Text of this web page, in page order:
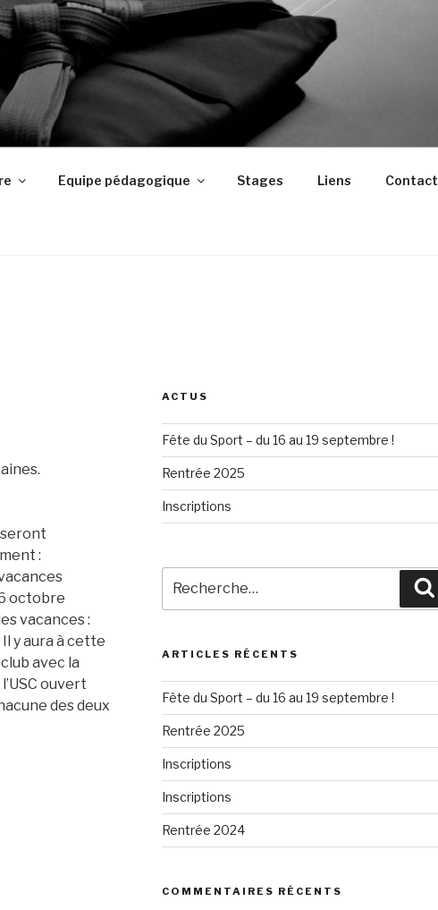
Equipe pédagogique Stages Liens Contact
:
octobre
vacances :
y aura à cette
avec la
ouvert
des deux
ACTUS
Fête du Sport – du 16 au 19 septembre !
Rentrée 2025
Inscriptions
pour
:
ARTICLES RÉCENTS
Fête du Sport – du 16 au 19 septembre !
Rentrée 2025
Inscriptions
Inscriptions
Rentrée 2024
COMMENTAIRES RÉCENTS